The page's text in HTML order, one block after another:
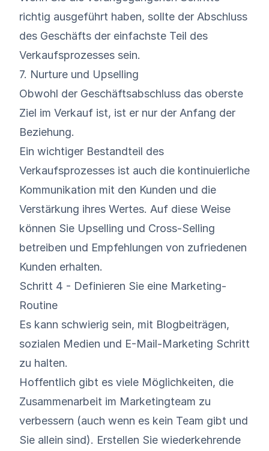
richtig ausgeführt haben, sollte der Abschluss
des Geschäfts der einfachste Teil des
Verkaufsprozesses sein.
7. Nurture und Upselling
Obwohl der Geschäftsabschluss das oberste
Ziel im Verkauf ist, ist er nur der Anfang der
Beziehung.
Ein wichtiger Bestandteil des
Verkaufsprozesses ist auch die kontinuierliche
Kommunikation mit den Kunden und die
Verstärkung ihres Wertes. Auf diese Weise
können Sie Upselling und Cross-Selling
betreiben und Empfehlungen von zufriedenen
Kunden erhalten.
Schritt 4 - Definieren Sie eine Marketing-
Routine
Es kann schwierig sein, mit Blogbeiträgen,
sozialen Medien und E-Mail-Marketing Schritt
zu halten.
Hoffentlich gibt es viele Möglichkeiten, die
Zusammenarbeit im Marketingteam zu
verbessern (auch wenn es kein Team gibt und
Sie allein sind). Erstellen Sie wiederkehrende